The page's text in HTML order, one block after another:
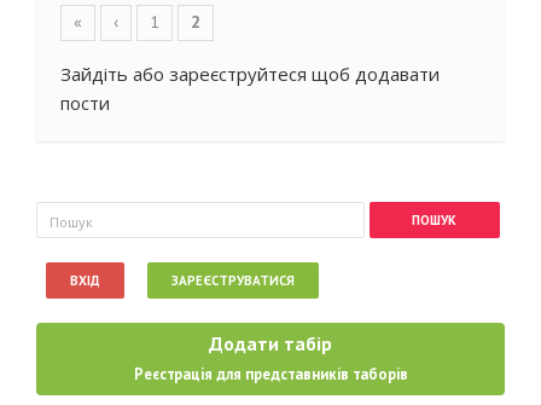
« ‹ 1 2
Зайдіть або зареєструйтеся щоб додавати
пости
Пошукова форма
Пошук
ВХІД ЗАРЕЄСТРУВАТИСЯ
Додати табір
Реєстрація для представників таборів